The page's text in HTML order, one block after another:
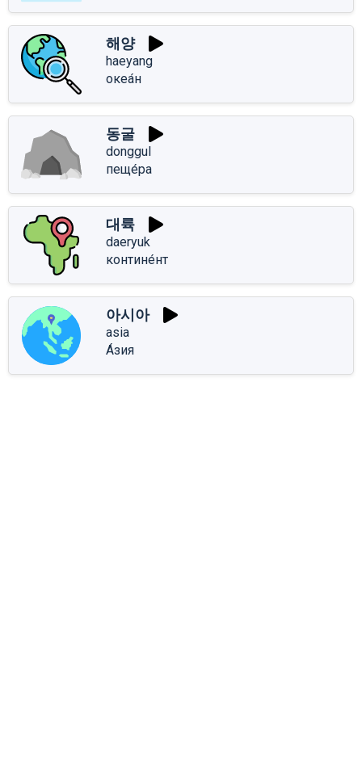
해양
haeyang
океа́н
동굴
donggul
пеще́ра
대륙
daeryuk
контине́нт
아시아
asia
А́зия